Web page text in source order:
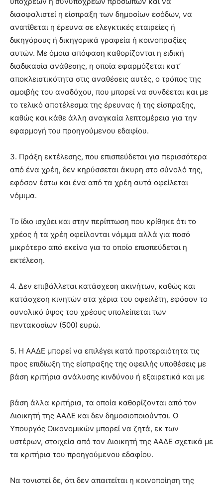
διασφαλιστεί η είσπραξη των δημοσίων εσόδων, να
ανατίθεται η έρευνα σε ελεγκτικές εταιρείες ή
δικηγόρους ή δικηγορικά γραφεία ή κοινοπραξίες
αυτών. Με όμοια απόφαση καθορίζονται η ειδική
διαδικασία ανάθεσης, η οποία εφαρμόζεται κατ’
αποκλειστικότητα στις αναθέσεις αυτές, ο τρόπος της
αμοιβής του αναδόχου, που μπορεί να συνδέεται και με
το τελικό αποτέλεσμα της έρευνας ή της είσπραξης,
καθώς και κάθε άλλη αναγκαία λεπτομέρεια για την
εφαρμογή του προηγούμενου εδαφίου.
3. Πράξη εκτέλεσης, που επισπεύδεται για περισσότερα
από ένα χρέη, δεν κηρύσσεται άκυρη στο σύνολό της,
εφόσον έστω και ένα από τα χρέη αυτά οφείλεται
νόμιμα.
Το ίδιο ισχύει και στην περίπτωση που κρίθηκε ότι το
χρέος ή τα χρέη οφείλονται νόμιμα αλλά για ποσό
μικρότερο από εκείνο για το οποίο επισπεύδεται η
εκτέλεση.
4. Δεν επιβάλλεται κατάσχεση ακινήτων, καθώς και
κατάσχεση κινητών στα χέρια του οφειλέτη, εφόσον το
συνολικό ύψος του χρέους υπολείπεται των
πεντακοσίων (500) ευρώ.
5. Η ΑΑΔΕ μπορεί να επιλέγει κατά προτεραιότητα τις
προς επιδίωξη της είσπραξης της οφειλής υποθέσεις με
βάση κριτήρια ανάλυσης κινδύνου ή εξαιρετικά και με
βάση άλλα κριτήρια, τα οποία καθορίζονται από τον
Διοικητή της ΑΑΔΕ και δεν δημοσιοποιούνται. Ο
Υπουργός Οικονομικών μπορεί να ζητά, εκ των
υστέρων, στοιχεία από τον Διοικητή της ΑΑΔΕ σχετικά με
τα κριτήρια του προηγούμενου εδαφίου.
Να τονιστεί δε, ότι δεν απαιτείται η κοινοποίηση της